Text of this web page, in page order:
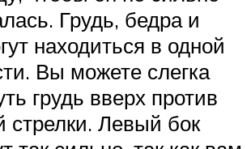
Грудь, бедра и
находиться в одной
Вы можете слегка
грудь вверх против
стрелки. Левый бок